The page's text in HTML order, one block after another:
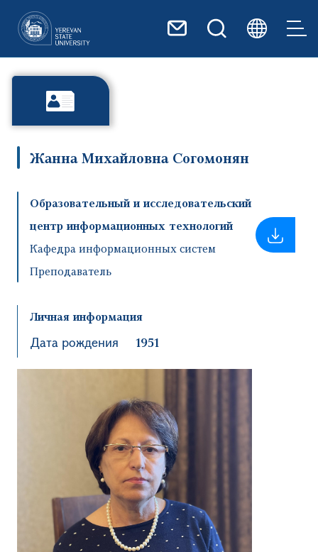
Жанна Михайловна Согомонян
Образовательный и исследовательский
центр информационных технологий
Кафедра информационных систем
Преподаватель
Личная информация
Дата рождения 1951